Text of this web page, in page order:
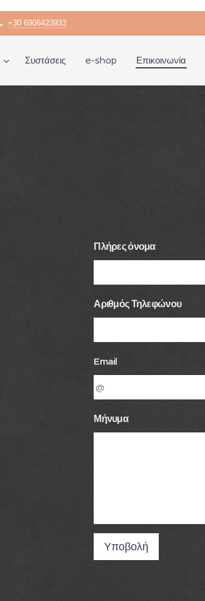
+30 6906423933
Συστάσεις e-shop Επικοινωνία
Πλήρες όνομα
Αριθμός Τηλεφώνου
Email
Μήνυμα
Υποβολή